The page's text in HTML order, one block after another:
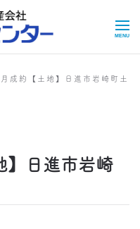
実績
成約【土地】日進市岩崎町土
】日進市岩崎